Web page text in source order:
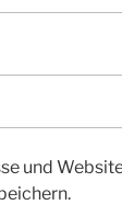
und